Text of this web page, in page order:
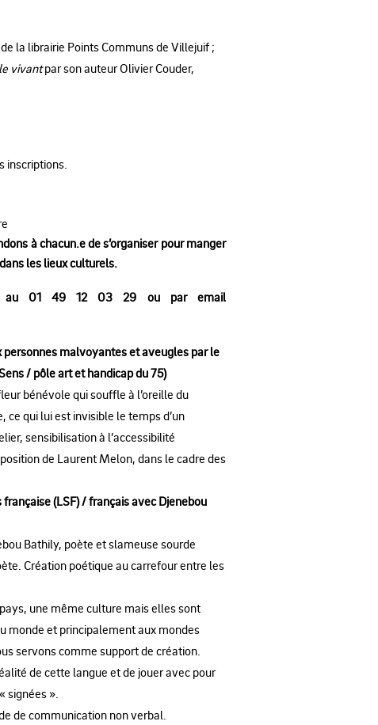
la librairie Points Communs de Villejuif ;
vivantpar son auteur Olivier Couder,
inscriptions.
à chacun.e de s’organiser pour manger
les lieux culturels.
au 01 49 12 03 29 ou par email
malvoyantes et aveugles par le
/ pôle art et handicap du 75)
bénévole qui souffle à l’oreille du
qui lui est invisible le temps d’un
sensibilisation à l’accessibilité
de Laurent Melon, dans le cadre des
(LSF) / français avec Djenebou
Bathily, poète et slameuse sourde
Création poétique au carrefour entre les
une même culture mais elles sont
monde et principalement aux mondes
servons comme support de création.
de cette langue et de jouer avec pour
signées ».
de communication non verbal.